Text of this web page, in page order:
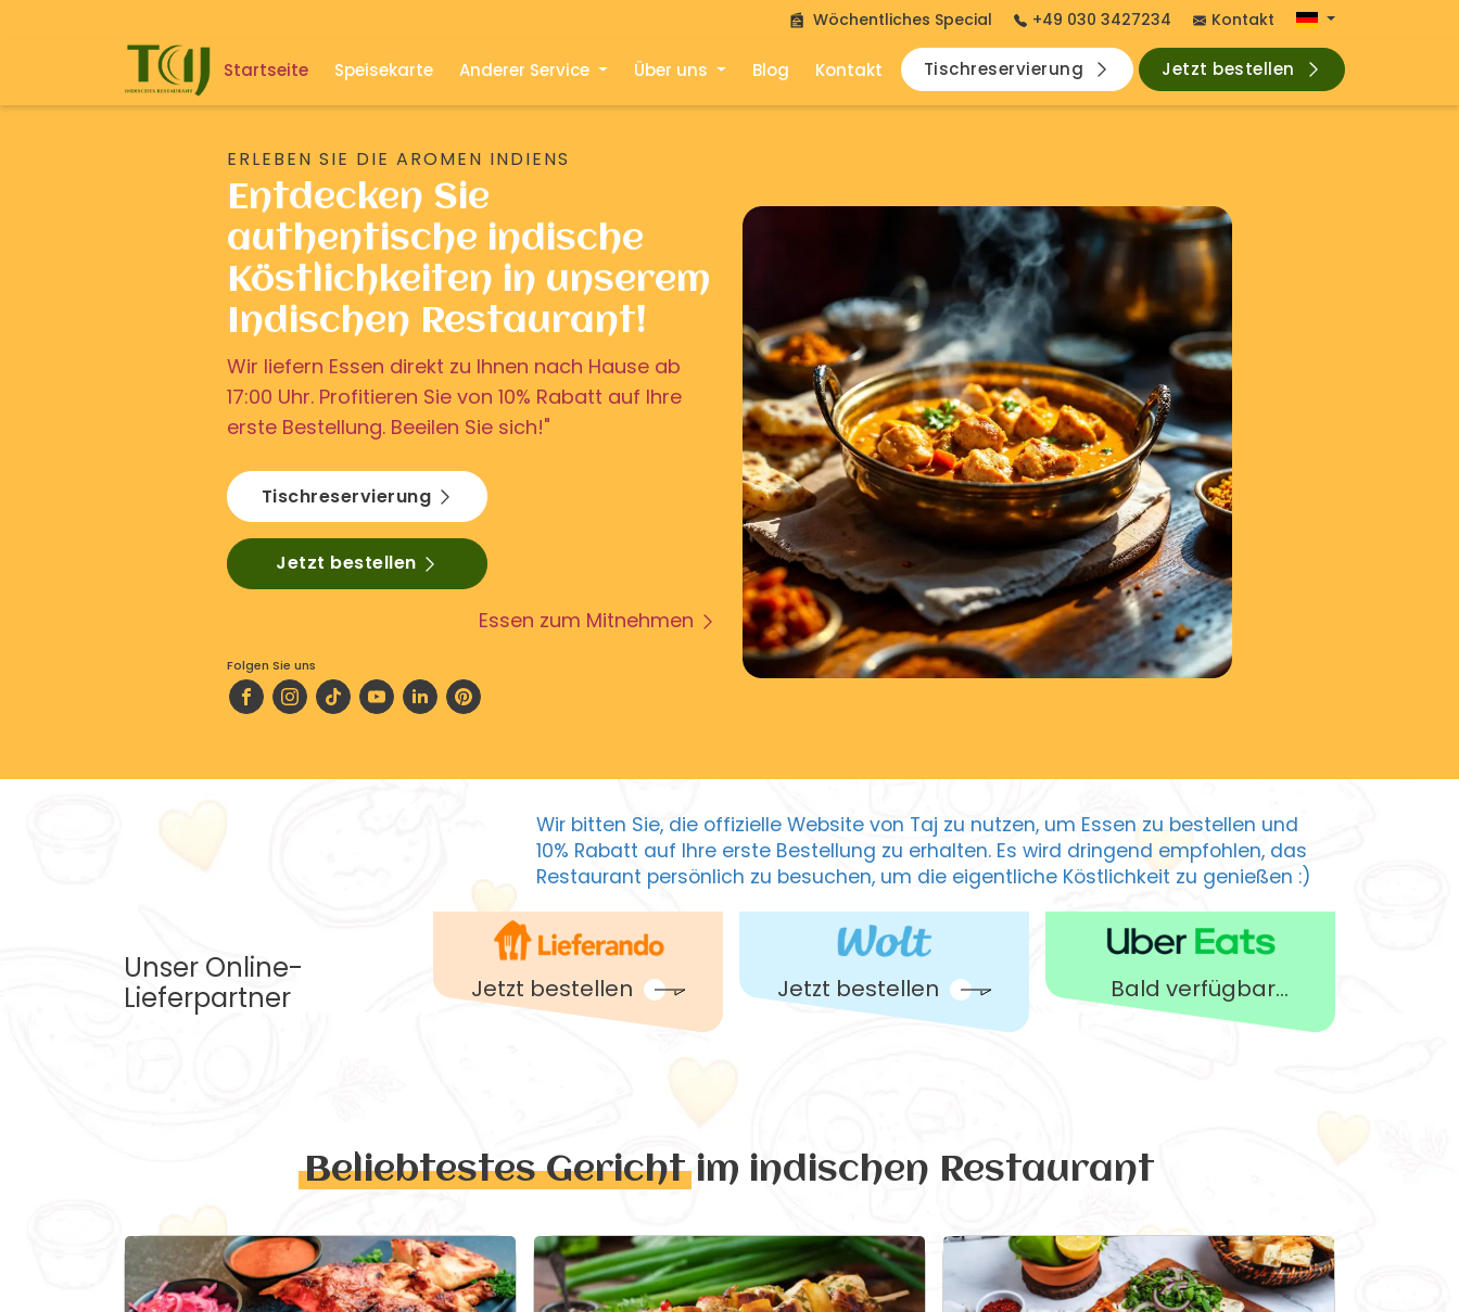
Wöchentliches Special +49 030 3427234 Kontakt
Startseite Speisekarte Anderer Service Über uns Blog Kontakt Tischreservierung Jetzt bestellen
ERLEBEN SIE DIE AROMEN INDIENS
Entdecken Sie
authentische indische
Köstlichkeiten in unserem
Indischen Restaurant!
Wir liefern Essen direkt zu Ihnen nach Hause ab
17:00 Uhr. Profitieren Sie von 10% Rabatt auf Ihre
erste Bestellung. Beeilen Sie sich!"
Tischreservierung
Jetzt bestellen
Essen zum Mitnehmen
Folgen Sie uns
Wir bitten Sie, die offizielle Website von Taj zu nutzen, um Essen zu bestellen und
10% Rabatt auf Ihre erste Bestellung zu erhalten. Es wird dringend empfohlen, das
Restaurant persönlich zu besuchen, um die eigentliche Köstlichkeit zu genießen :)
Unser Online-
Lieferpartner
Jetzt bestellen Jetzt bestellen Bald verfügbar...
Beliebtestes Gerichtim indischen Restaurant